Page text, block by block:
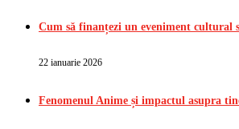
Cum să finanțezi un eveniment cultural
22 ianuarie 2026
Fenomenul Anime și impactul asupra